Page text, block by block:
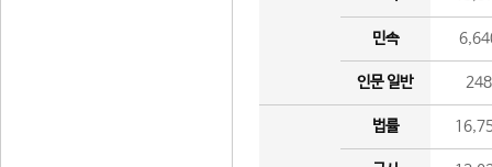
민속
인문 일반 248
법률